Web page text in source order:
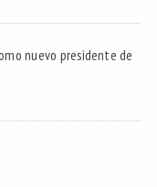
nuevo presidente de